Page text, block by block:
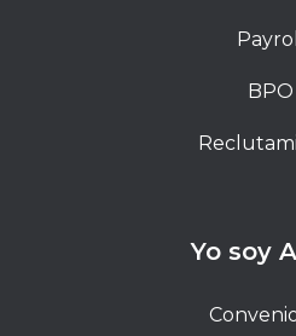
Payroll
BPO
Yo soy